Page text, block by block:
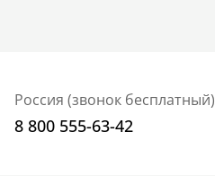
Россия (звонок бесплатный)
8 800 555-63-42